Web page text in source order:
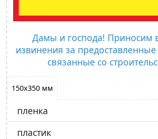
Дамы и господа! Приносим
извинения за предоставленные
связанные со
150х350 мм
пленка
пластик